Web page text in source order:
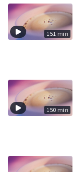
151 min
150 min